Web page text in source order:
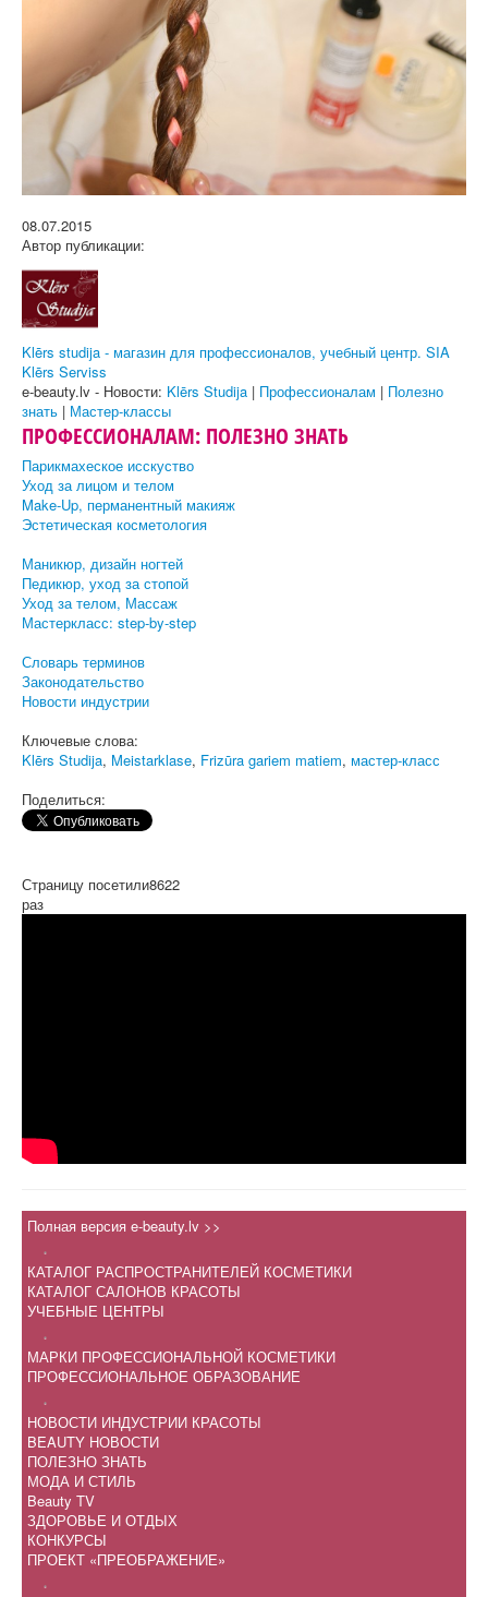
08.07.2015
Автор публикации:
Klērs studija - магазин для профессионалов, учебный центр. SIA
Klērs Serviss
e-beauty.lv - Новости: Klērs Studija | Профессионалам | Полезно
знать | Мастер-классы
ПРОФЕССИОНАЛАМ: ПОЛЕЗНО ЗНАТЬ
Парикмахеское исскуство
Уход за лицом и телом
Make-Up, перманентный макияж
Эстетическая косметология
Маникюр, дизайн ногтей
Педикюр, уход за стопой
Уход за телом, Массаж
Мастеркласс: step-by-step
Словарь терминов
Законодательство
Новости индустрии
Ключевые слова:
Klērs Studija, Meistarklase, Frizūra gariem matiem, мастер-класс
Поделиться:
Страницу посетили8622
раз
Полная версия e-beauty.lv >>
.
КАТАЛОГ РАСПРОСТРАНИТЕЛЕЙ КОСМЕТИКИ
КАТАЛОГ САЛОНОВ КРАСОТЫ
УЧЕБНЫЕ ЦЕНТРЫ
.
МАРКИ ПРОФЕССИОНАЛЬНОЙ КОСМЕТИКИ
ПРОФЕССИОНАЛЬНОЕ ОБРАЗОВАНИЕ
.
НОВОСТИ ИНДУСТРИИ КРАСОТЫ
BEAUTY НОВОСТИ
ПОЛЕЗНО ЗНАТЬ
МОДА И СТИЛЬ
Beauty TV
ЗДОРОВЬЕ И ОТДЫХ
КОНКУРСЫ
ПРОЕКТ «ПРЕОБРАЖЕНИЕ»
.